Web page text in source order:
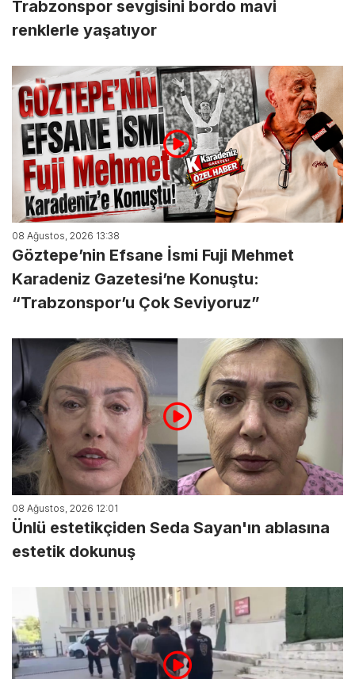
Trabzonspor sevgisini bordo mavi
renklerle yaşatıyor
08 Ağustos, 2026 13:38
Göztepe’nin Efsane İsmi Fuji Mehmet
Karadeniz Gazetesi’ne Konuştu:
“Trabzonspor’u Çok Seviyoruz”
08 Ağustos, 2026 12:01
Ünlü estetikçiden Seda Sayan'ın ablasına
estetik dokunuş